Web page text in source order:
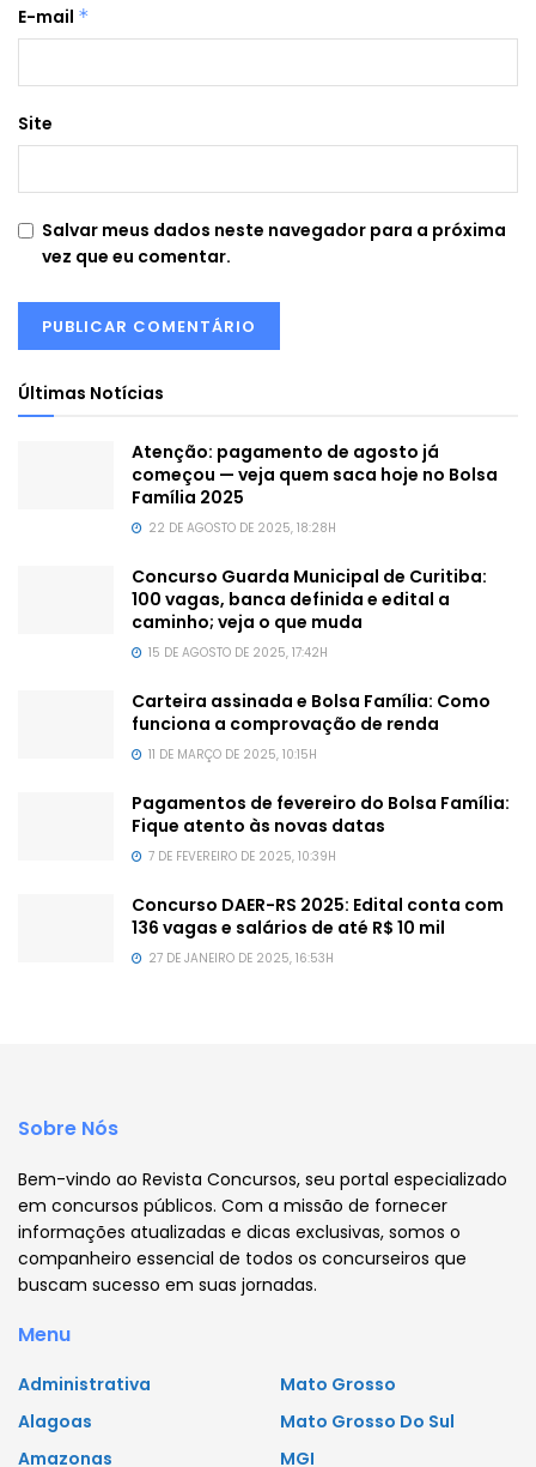
E-mail *
Site
Salvar meus dados neste navegador para a próxima
vez que eu comentar.
Últimas Notícias
Atenção: pagamento de agosto já
começou — veja quem saca hoje no Bolsa
Família 2025
22 DE AGOSTO DE 2025, 18:28H
Concurso Guarda Municipal de Curitiba:
100 vagas, banca definida e edital a
caminho; veja o que muda
15 DE AGOSTO DE 2025, 17:42H
Carteira assinada e Bolsa Família: Como
funciona a comprovação de renda
11 DE MARÇO DE 2025, 10:15H
Pagamentos de fevereiro do Bolsa Família:
Fique atento às novas datas
7 DE FEVEREIRO DE 2025, 10:39H
Concurso DAER-RS 2025: Edital conta com
136 vagas e salários de até R$ 10 mil
27 DE JANEIRO DE 2025, 16:53H
Sobre Nós
Bem-vindo ao Revista Concursos, seu portal especializado
em concursos públicos. Com a missão de fornecer
informações atualizadas e dicas exclusivas, somos o
companheiro essencial de todos os concurseiros que
buscam sucesso em suas jornadas.
Menu
Administrativa
Alagoas
Amazonas
Mato Grosso
Mato Grosso Do Sul
MGI